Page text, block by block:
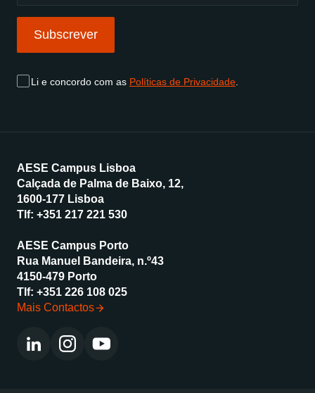
Subscrever
Li e concordo com as Políticas de Privacidade.
AESE Campus Lisboa
Calçada de Palma de Baixo, 12,
1600-177 Lisboa
Tlf: +351 217 221 530
AESE Campus Porto
Rua Manuel Bandeira, n.º43
4150-479 Porto
Tlf: +351 226 108 025
Mais Contactos